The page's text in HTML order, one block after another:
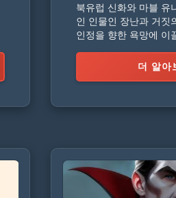
북유럽 신화와 마블 유
인 인물인 장난과 거짓
인정을 향한 욕망에 이
더 알아